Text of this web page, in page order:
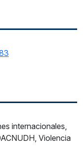
internacionales,
Violencia